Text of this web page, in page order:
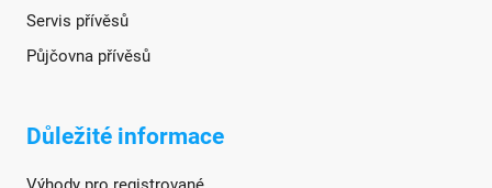
Servis přívěsů
Půjčovna přívěsů
Důležité informace